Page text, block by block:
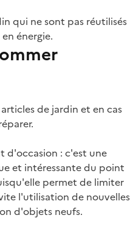
qui ne sont pas réutilisés
énergie.
de jardin et en cas
d'occasion : c'est une
et intéressante du point
permet de limiter
l'utilisation de nouvelles
d'objets neufs.